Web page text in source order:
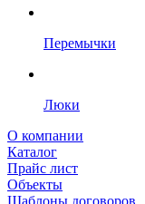
Перемычки
Люки
О компании
Каталог
Прайс лист
Объекты
Шаблоны договоров